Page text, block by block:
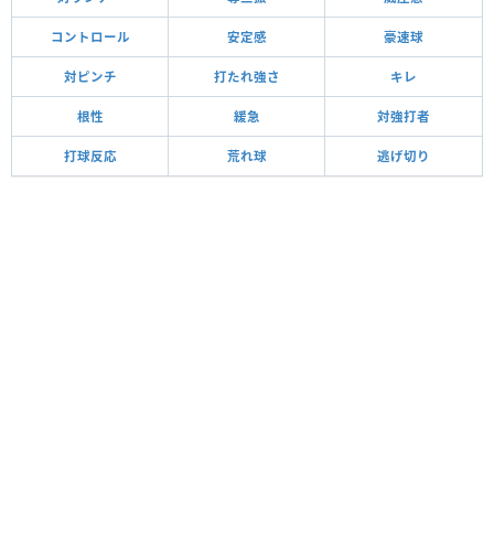
コントロール 安定感 豪速球
対ピンチ 打たれ強さ キレ
根性 緩急 対強打者
打球反応 荒れ球 逃げ切り